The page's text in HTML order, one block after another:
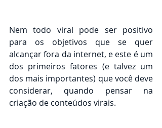
Nem todo viral pode ser positivo
para os objetivos que se quer
alcançar fora da internet, e este é um
dos primeiros fatores (e talvez um
dos mais importantes) que você deve
considerar, quando pensar na
criação de conteúdos virais.